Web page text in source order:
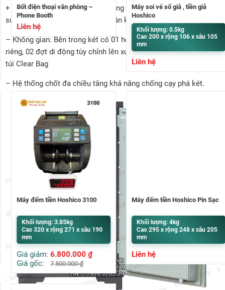
+ Chìa khóa 2 chế độ – khách hàng có thể tự lựa chọn chế độ
sử dụng khóa chìa hoặc không cần khóa chìa.
– Không gian: Bên trong két có 01 hộc ngăn kéo có khóa chìa
riêng, 02 đợt di động tùy chỉnh lên xuống. Để được file giấy A4 ,
túi Clear Bag
– Hệ thống chốt đa chiều tăng khả năng chống cạy phá két.
Bốt điện thoại văn phòng –
Phone Booth
Liên hệ
Máy soi vé số giả , tiền giả
Hoshico
Khối lượng: 0.5kg
Cao 200 x rộng 106 x sâu 105
mm
Liên hệ
Máy đếm tiền Hoshico 3100
Khối lượng: 3.85kg
Cao 320 x rộng 271 x sâu 190
mm
Giá giảm:6.800.000₫
Giá gốc: 7.500.000₫
Máy đếm tiền Hoshico Pin Sạc
Khối lượng: 4kg
Cao 295 x rộng 248 x sâu 205
mm
Liên hệ